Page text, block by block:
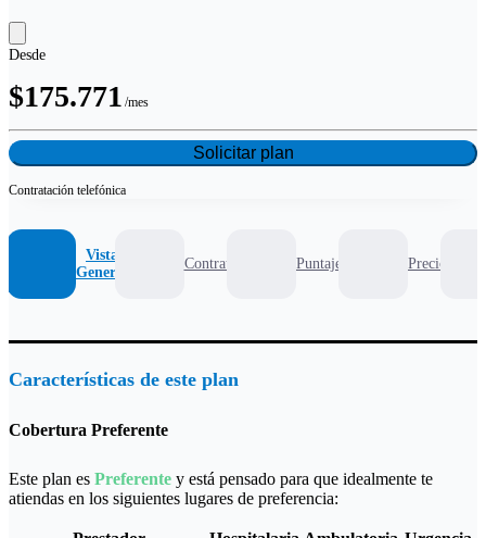
Desde
$175.771 /mes
Solicitar plan
Contratación telefónica
Vista
General
Contrato Puntaje Precio
Características de este plan
Cobertura Preferente
Este plan es Preferente y está pensado para que idealmente te
atiendas en los siguientes lugares de preferencia: